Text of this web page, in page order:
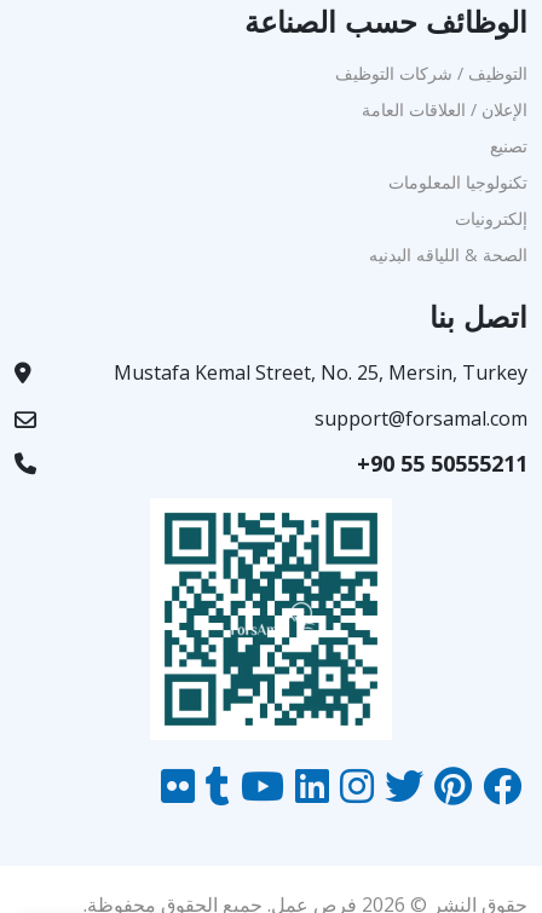
الوظائف حسب الصناعة
التوظيف / شركات التوظيف
الإعلان / العلاقات العامة
تصنيع
تكنولوجيا المعلومات
إلكترونيات
الصحة & اللياقه البدنيه
اتصل بنا
Mustafa Kemal Street, No. 25, Mersin, Turkey
support@forsamal.com
+90 55 50555211
حقوق النشر © 2026 فرص عمل. جميع الحقوق محفوظة.